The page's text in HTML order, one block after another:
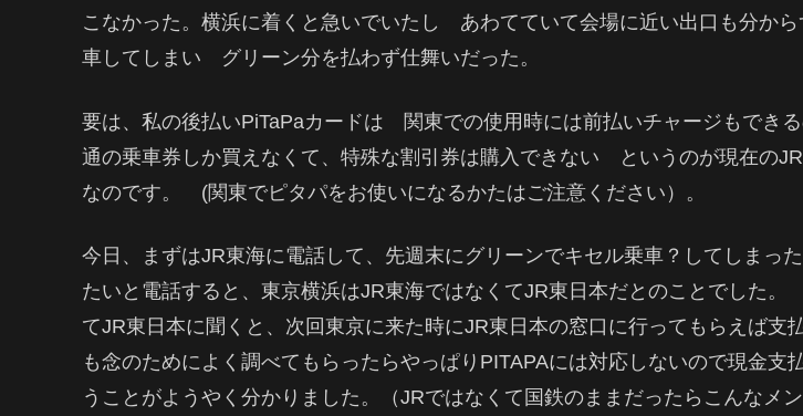
こなかった。横浜に着くと急いでいたし あわてていて会場に近い出口も分か
車してしまい グリーン分を払わず仕舞いだった。
要は、私の後払いPiTaPaカードは 関東での使用時には前払いチャージもでき
通の乗車券しか買えなくて、特殊な割引券は購入できない というのが現在の
なのです。 (関東でピタパをお使いになるかたはご注意ください）。
今日、まずはJR東海に電話して、先週末にグリーンでキセル乗車？してしまっ
たいと電話すると、東京横浜はJR東海ではなくてJR東日本だとのことでした
てJR東日本に聞くと、次回東京に来た時にJR東日本の窓口に行ってもらえば支
も念のためによく調べてもらったらやっぱりPITAPAには対応しないので現金支
うことがようやく分かりました。（JRではなくて国鉄のままだったらこんなメ